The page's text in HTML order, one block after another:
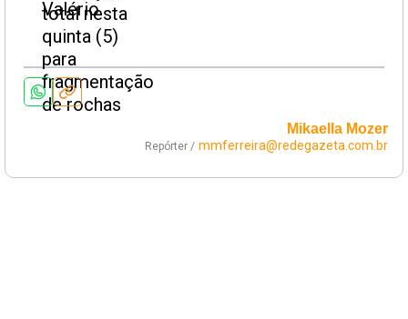
Mikaella Mozer
Repórter / mmferreira@redegazeta.com.br